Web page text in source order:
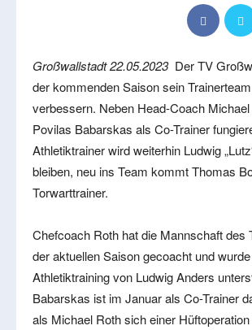
Großwallstadt 22.05.2023 Der TV
der kommenden Saison sein
verbessern. Neben Head-Coach
Povilas Babarskas als Co-Trainer
Athletiktrainer wird weiterhin Ludwig
bleiben, neu ins Team kommt Thomas
Torwarttrainer.
Chefcoach Roth hat die Mannschaft des
der aktuellen Saison gecoacht und
Athletiktraining von Ludwig Anders
Babarskas ist im Januar als Co-Trainer
als Michael Roth sich einer